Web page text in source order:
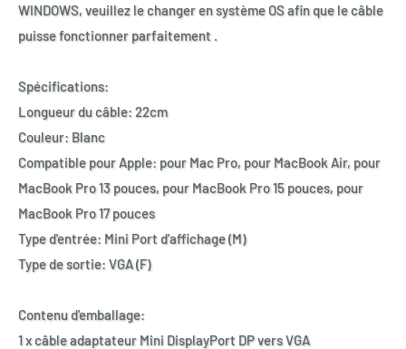
WINDOWS, veuillez le changer en système OS afin que le câble
puisse fonctionner parfaitement .
Spécifications:
Longueur du câble: 22cm
Couleur: Blanc
Compatible pour Apple: pour Mac Pro, pour MacBook Air, pour
MacBook Pro 13 pouces, pour MacBook Pro 15 pouces, pour
MacBook Pro 17 pouces
Type d'entrée: Mini Port d'affichage (M)
Type de sortie: VGA (F)
Contenu d'emballage:
1 x câble adaptateur Mini DisplayPort DP vers VGA